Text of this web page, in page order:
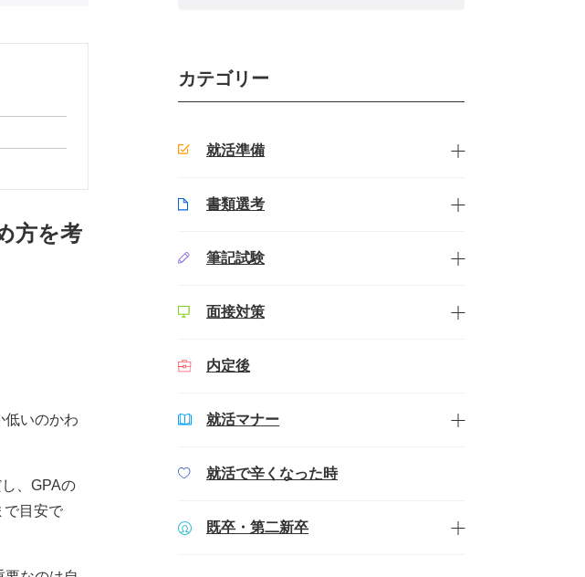
方を考
低いのかわ
、GPAの
で目安で
カテゴリー
就活準備
書類選考
筆記試験
面接対策
内定後
就活マナー
就活で辛くなった時
既卒・第二新卒